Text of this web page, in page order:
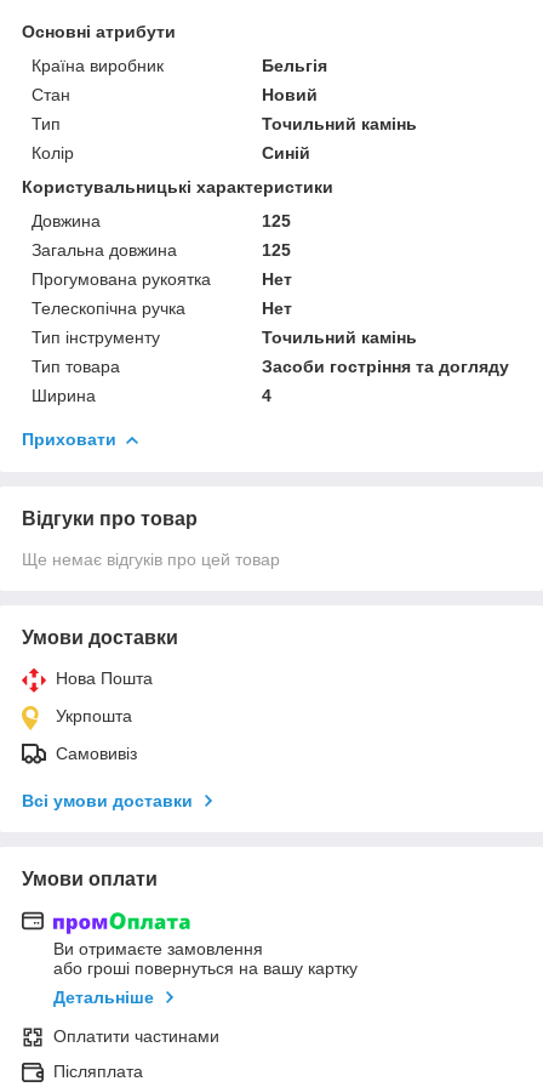
Основні атрибути
Країна виробник
Бельгія
Стан
Новий
Тип
Точильний камінь
Колір
Синій
Користувальницькі характеристики
Довжина
125
Загальна довжина
125
Прогумована рукоятка
Нет
Телескопічна ручка
Нет
Тип інструменту
Точильний камінь
Тип товара
Засоби гостріння та догляду
Ширина
4
Приховати
Відгуки про товар
Ще немає відгуків про цей товар
Умови доставки
Нова Пошта
Укрпошта
Самовивіз
Всі умови доставки
Умови оплати
Ви отримаєте замовлення
або гроші повернуться на вашу картку
Детальніше
Оплатити частинами
Післяплата